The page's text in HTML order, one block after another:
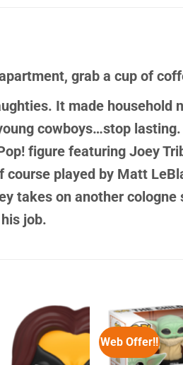
grab a cup of
It made
cowboys…stop
figure featuring Joey
course played by Matt
takes on another
job.
Web Offer!!